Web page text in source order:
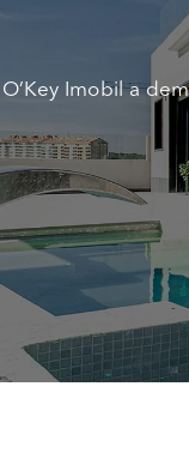
O’Key Imobil a